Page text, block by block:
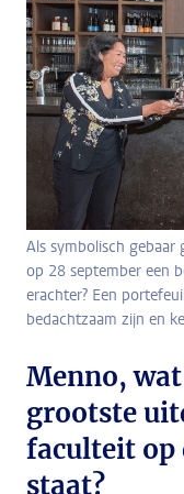
Als symbolisch
op 28 september een
erachter? Een
bedachtzaam zijn en
Menno,
grootste
faculteit
staat?